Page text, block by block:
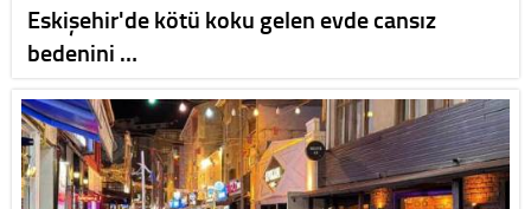
Eskişehir'de kötü koku gelen evde cansız
bedenini …